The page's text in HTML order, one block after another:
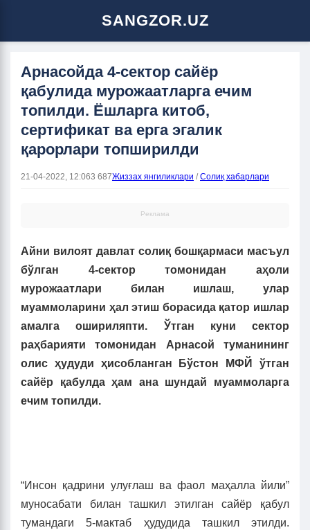
SANGZOR.UZ
Арнасойда 4-сектор сайёр
қабулида мурожаатларга ечим
топилди. Ёшларга китоб,
сертификат ва ерга эгалик
қарорлари топширилди
21-04-2022, 12:063 687Жиззах янгиликлари /Солиқ хабарлари
Реклама
Айни вилоят давлат солиқ бошқармаси масъул
бўлган 4-сектор томонидан аҳоли
мурожаатлари билан ишлаш, улар
муаммоларини ҳал этиш борасида қатор ишлар
амалга ошириляпти. Ўтган куни сектор
раҳбарияти томонидан Арнасой туманининг
олис ҳудуди ҳисобланган Бўстон МФЙ ўтган
сайёр қабулда ҳам ана шундай муаммоларга
ечим топилди.
“Инсон қадрини улуғлаш ва фаол маҳалла йили”
муносабати билан ташкил этилган сайёр қабул
тумандаги 5-мактаб ҳудудида ташкил этилди.